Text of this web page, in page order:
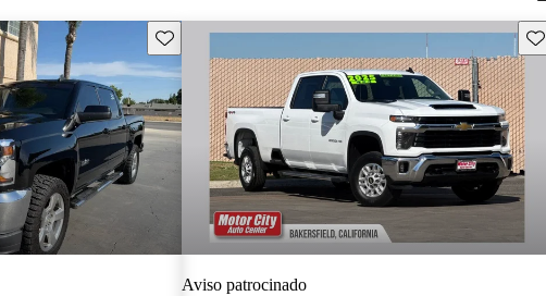
Guarda este Aviso
Aviso patrocinado